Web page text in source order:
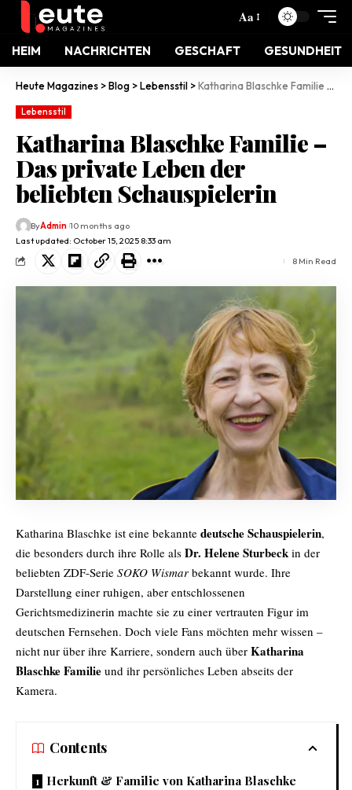
Aa
HEIM NACHRICHTEN GESCHAFT GESUNDHEIT
Heute Magazines >Blog >Lebensstil >Katharina Blaschke Familie – Das private Leben der beliebten Schauspielerin
Lebensstil
Katharina Blaschke Familie –
Das private Leben der
beliebten Schauspielerin
Last updated: October 15, 2025 8:33 am
ByAdmin 10 months ago
8 Min Read
Katharina Blaschke ist eine bekannte deutsche Schauspielerin,
die besonders durch ihre Rolle als Dr. Helene Sturbeck in der
beliebten ZDF-Serie SOKO Wismar bekannt wurde. Ihre
Darstellung einer ruhigen, aber entschlossenen
Gerichtsmedizinerin machte sie zu einer vertrauten Figur im
deutschen Fernsehen. Doch viele Fans möchten mehr wissen –
nicht nur über ihre Karriere, sondern auch über Katharina
Blaschke Familie und ihr persönliches Leben abseits der
Kamera.
Contents
Herkunft & Familie von Katharina Blaschke